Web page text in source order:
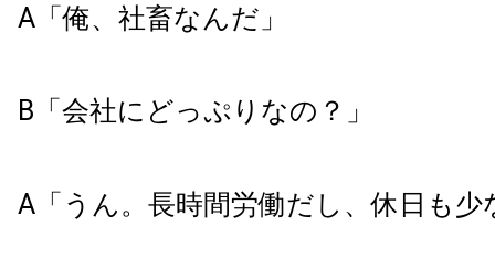
A「俺、社畜なんだ」
B「会社にどっぷりなの？」
A「うん。長時間労働だし、休日も少